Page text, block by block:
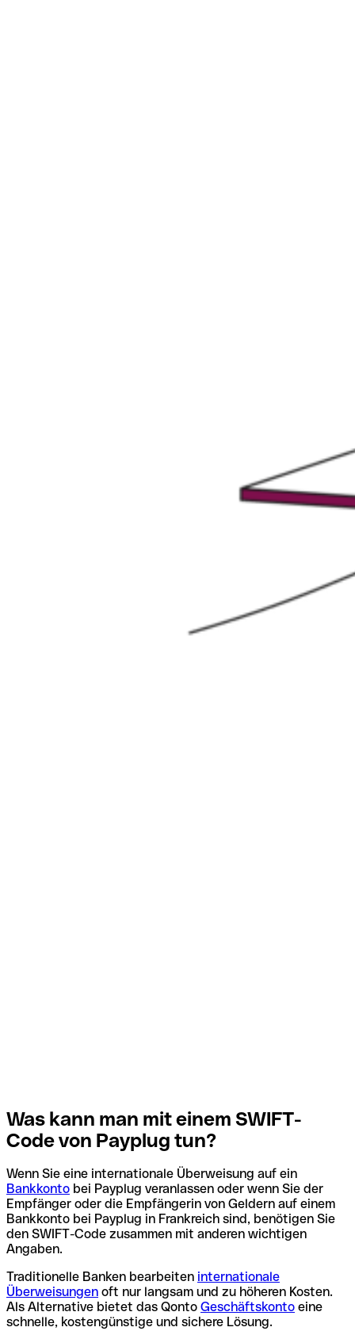
Was kann man mit einem SWIFT-
Code von Payplug tun?
Wenn Sie eine internationale Überweisung auf ein
Bankkonto bei Payplug veranlassen oder wenn Sie der
Empfänger oder die Empfängerin von Geldern auf einem
Bankkonto bei Payplug in Frankreich sind, benötigen Sie
den SWIFT-Code zusammen mit anderen wichtigen
Angaben.
Traditionelle Banken bearbeiten internationale
Überweisungen oft nur langsam und zu höheren Kosten.
Als Alternative bietet das Qonto Geschäftskonto eine
schnelle, kostengünstige und sichere Lösung.